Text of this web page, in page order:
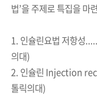
법’을 주제로 특집을 마
1. 인슐린요법 저항성
의대)
2. 인슐린 Injection
톨릭의대)